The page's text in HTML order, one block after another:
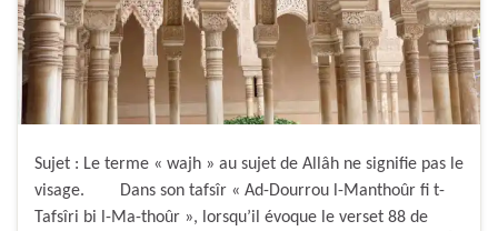
Sujet : Le terme « wajh » au sujet de Allâh ne signifie pas le
visage. Dans son tafsîr « Ad-Dourrou l-Manthoûr fi t-
Tafsîri bi l-Ma-thoûr », lorsqu’il évoque le verset 88 de